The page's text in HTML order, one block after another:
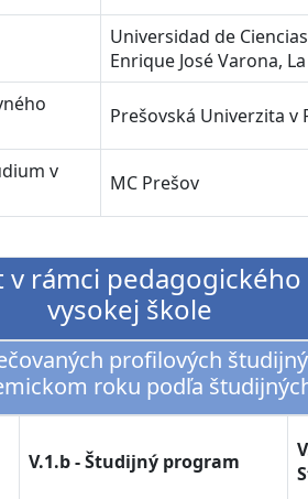
Universidad de
Enrique José Varona,
Prešovská Univerzita v
v
MC Prešov
v rámci
vysokej škole
profilových
roku podľa
V.1.b - Študijný program